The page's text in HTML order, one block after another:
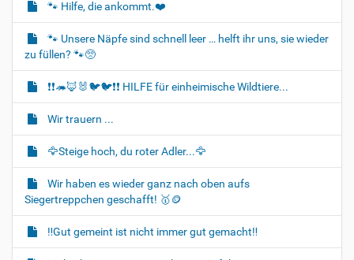
a
t
i
o
n
🐾 Hilfe, die ankommt.❤️
🐾 Unsere Näpfe sind schnell leer … helft ihr uns, sie wieder
zu füllen? 🐾🥺
❗❗🦔🦊🐰🐦‍🐦❗❗ HILFE für einheimische Wildtiere...
Wir trauern ...
🦅Steige hoch, du roter Adler...🦅
Wir haben es wieder ganz nach oben aufs
Siegertreppchen geschafft! 🥇🪙
‼️Gut gemeint ist nicht immer gut gemacht‼️